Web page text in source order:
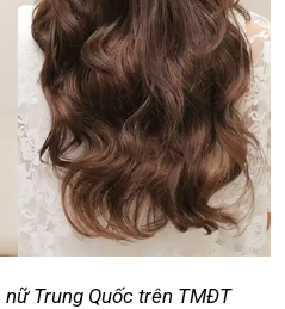
Trung Quốc trên TMĐT